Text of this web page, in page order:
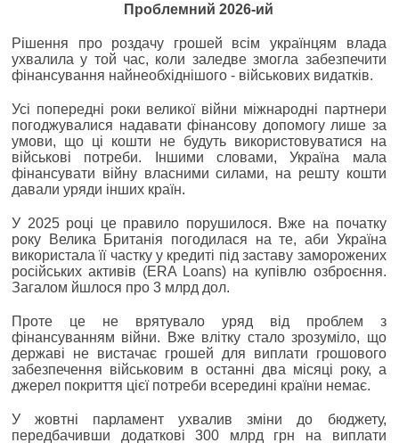
Проблемний 2026-ий
Рішення про роздачу грошей всім українцям влада
ухвалила у той час, коли заледве змогла забезпечити
фінансування найнеобхіднішого - військових видатків.
Усі попередні роки великої війни міжнародні партнери
погоджувалися надавати фінансову допомогу лише за
умови, що ці кошти не будуть використовуватися на
військові потреби. Іншими словами, Україна мала
фінансувати війну власними силами, на решту кошти
давали уряди інших країн.
У 2025 році це правило порушилося. Вже на початку
року Велика Британія погодилася на те, аби Україна
використала її частку у кредиті під заставу заморожених
російських активів (ERA Loans) на купівлю озброєння.
Загалом йшлося про 3 млрд дол.
Проте це не врятувало уряд від проблем з
фінансуванням війни. Вже влітку стало зрозуміло, що
державі не вистачає грошей для виплати грошового
забезпечення військовим в останні два місяці року, а
джерел покриття цієї потреби всередині країни немає.
У жовтні парламент ухвалив зміни до бюджету,
передбачивши додаткові 300 млрд грн на виплати